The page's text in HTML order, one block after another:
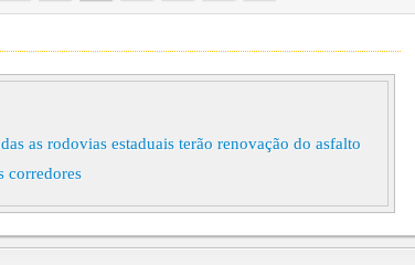
as rodovias estaduais terão renovação do asfalto
corredores